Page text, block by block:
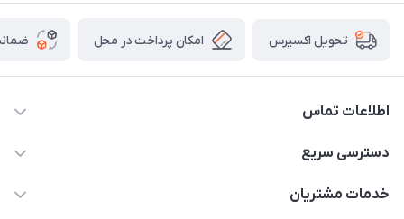
تحویل اکسپرس امکان پرداخت در محل
اطلاعات تماس
09398557137
دسترسی سریع
لیست محصولات
خدمات مشتریان